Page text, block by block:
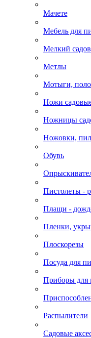
Мачете
Мебель для
Мелкий
Метлы
Мотыги,
Ножи
Ножницы
Ножовки,
Обувь
Пистолеты -
Плащи -
Пленки,
Плоскорезы
Посуда для
Приборы для
Распылители
Садовые